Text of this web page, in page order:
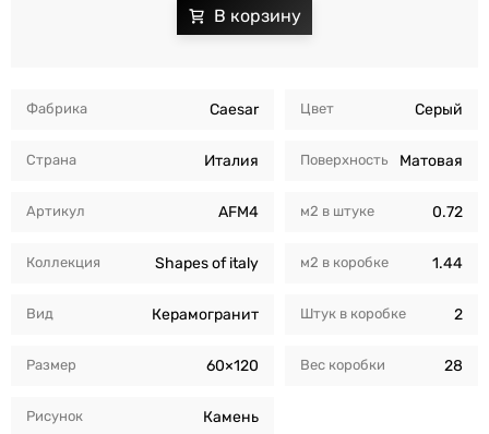
Фабрика Caesar
Страна Италия
Артикул AFM4
Коллекция Shapes of italy
Вид Керамогранит
Размер 60×120
Рисунок Камень
Цвет Серый
Поверхность Матовая
м2 в штуке 0.72
м2 в коробкe 1.44
Штук в коробкe 2
Вес коробки 28